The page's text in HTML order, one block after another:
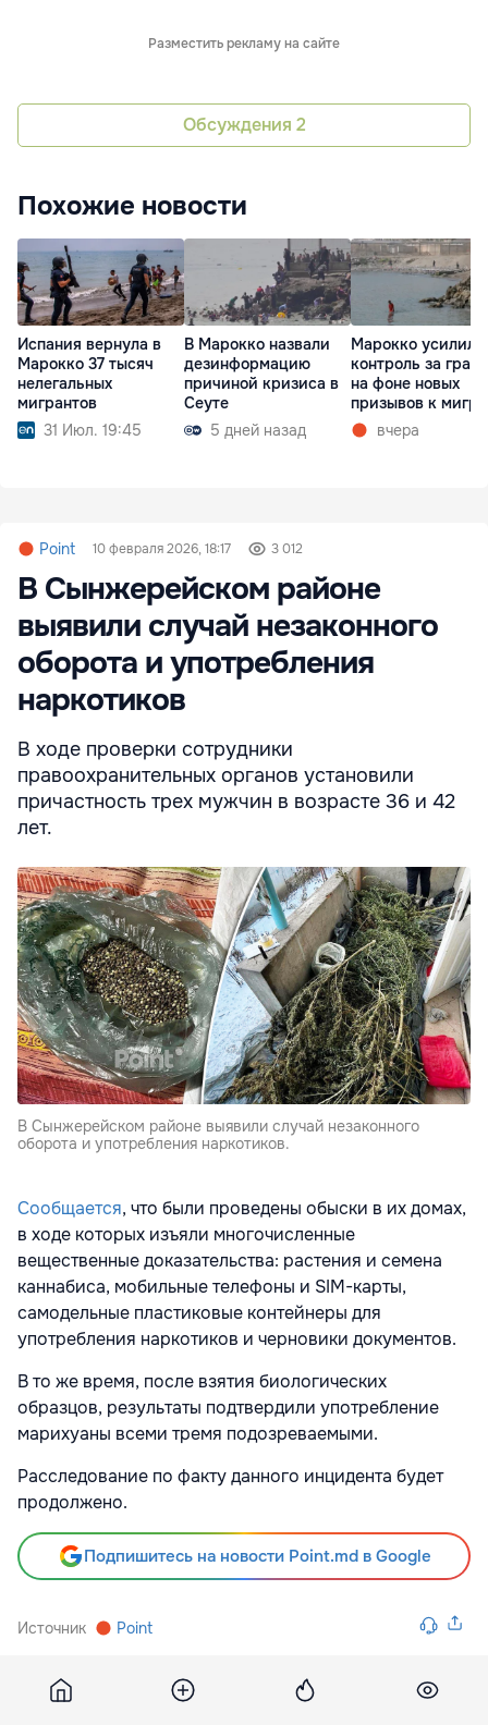
Разместить рекламу на сайте
Обсуждения 2
Похожие новости
Испания вернула в
Марокко 37 тысяч
нелегальных
мигрантов
31 Июл. 19:45
В Марокко назвали
дезинформацию
причиной кризиса в
Сеуте
5 дней назад
Марокко усилило
контроль за
на фоне новых
призывов к
вчера
Point 10 февраля 2026, 18:17 3 012
В Сынжерейском районе
выявили случай незаконного
оборота и употребления
наркотиков
В ходе проверки сотрудники
правоохранительных органов установили
причастность трех мужчин в возрасте 36 и 42
лет.
В Сынжерейском районе выявили случай незаконного
оборота и употребления наркотиков.
Сообщается, что были проведены обыски в их домах,
в ходе которых изъяли многочисленные
вещественные доказательства: растения и семена
каннабиса, мобильные телефоны и SIM-карты,
самодельные пластиковые контейнеры для
употребления наркотиков и черновики документов.
В то же время, после взятия биологических
образцов, результаты подтвердили употребление
марихуаны всеми тремя подозреваемыми.
Расследование по факту данного инцидента будет
продолжено.
Подпишитесь на новости Point.md в Google
Источник Point